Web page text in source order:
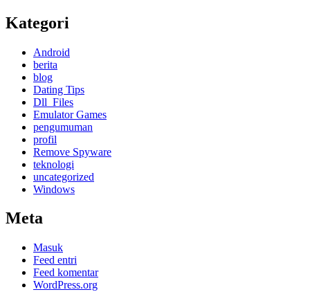
Kategori
Android
berita
blog
Dating Tips
Dll_Files
Emulator Games
pengumuman
profil
Remove Spyware
teknologi
uncategorized
Windows
Meta
Masuk
Feed entri
Feed komentar
WordPress.org